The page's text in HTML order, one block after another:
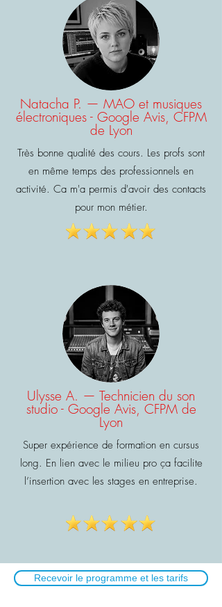
Natacha P. — MAO et musiques
électroniques - Google Avis, CFPM
de Lyon
Très bonne qualité des cours. Les profs sont
en même temps des professionnels en
activité. Ca m'a permis d'avoir des contacts
pour mon métier.
Ulysse A. — Technicien du son
studio - Google Avis, CFPM de
Lyon
​Super expérience de formation en cursus
long. En lien avec le milieu pro ça facilite
l’insertion avec les stages en entreprise.
Recevoir le programme et les tarifs